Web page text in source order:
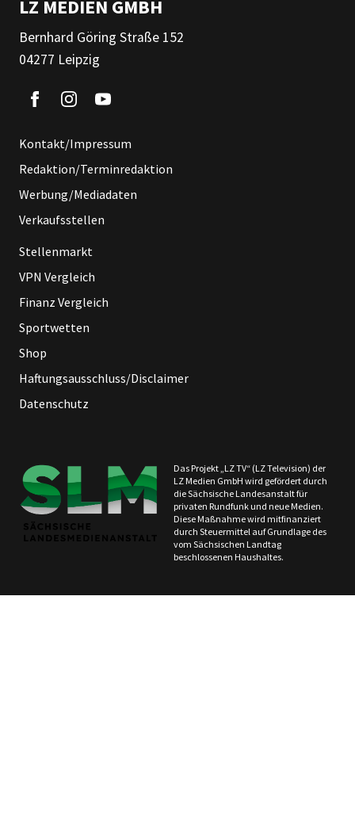
LZ MEDIEN GMBH
Bernhard Göring Straße 152
04277 Leipzig
Kontakt/Impressum
Redaktion/Terminredaktion
Werbung/Mediadaten
Verkaufsstellen
Stellenmarkt
VPN Vergleich
Finanz Vergleich
Sportwetten
Shop
Haftungsausschluss/Disclaimer
Datenschutz
Das Projekt „LZ TV“ (LZ Television) der
LZ Medien GmbH wird gefördert durch
die Sächsische Landesanstalt für
privaten Rundfunk und neue Medien.
Diese Maßnahme wird mitfinanziert
durch Steuermittel auf Grundlage des
vom Sächsischen Landtag
beschlossenen Haushaltes.